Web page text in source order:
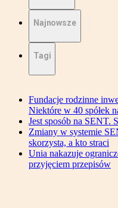
Najnowsze
Tagi
Fundacje rodzinne
Niektóre w 40 spółek
Jest sposób na SENT.
Zmiany w systemie
skorzysta, a kto straci
Unia nakazuje
przyjęciem przepisów